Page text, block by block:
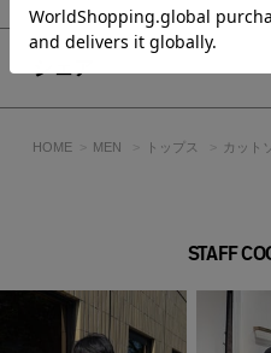
■生地
やや厚手でしっかりとしたコシ
プリントの位置や見え方には
特性です。
■モデル身長185cm（Lサイズ
シェア
HOME MEN トップス カット
STAFF